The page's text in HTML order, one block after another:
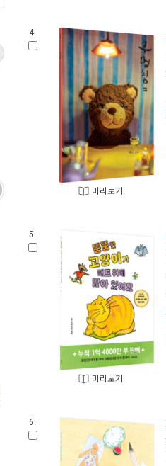
4.
미리보기
5.
미리보기
6.